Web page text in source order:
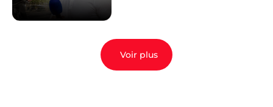
Voir plus